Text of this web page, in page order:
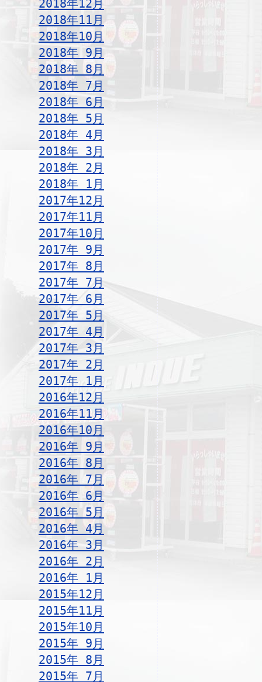
2018年12月
2018年11月
2018年10月
2018年 9月
2018年 8月
2018年 7月
2018年 6月
2018年 5月
2018年 4月
2018年 3月
2018年 2月
2018年 1月
2017年12月
2017年11月
2017年10月
2017年 9月
2017年 8月
2017年 7月
2017年 6月
2017年 5月
2017年 4月
2017年 3月
2017年 2月
2017年 1月
2016年12月
2016年11月
2016年10月
2016年 9月
2016年 8月
2016年 7月
2016年 6月
2016年 5月
2016年 4月
2016年 3月
2016年 2月
2016年 1月
2015年12月
2015年11月
2015年10月
2015年 9月
2015年 8月
2015年 7月